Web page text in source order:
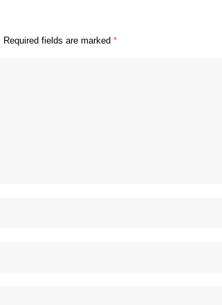
Required fields are marked *